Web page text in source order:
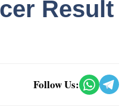
Result
Follow Us: